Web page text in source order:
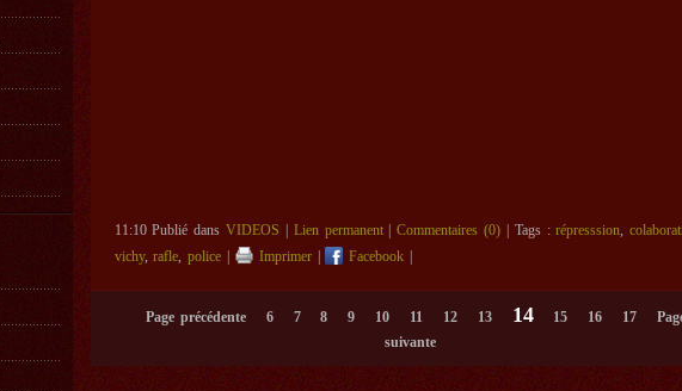
11:10 Publié dansVIDEOS Lien permanent|Commentaires (0) | Tags :répresssion,
vichy,rafle,police Imprimer| Facebook
Page précédente 6 7 8 9 10 11 12 13 14 15 16 17
suivante